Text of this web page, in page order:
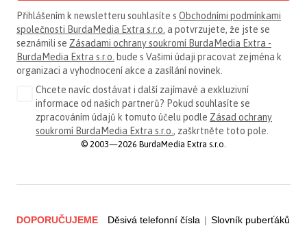
Přihlášením k newsletteru souhlasíte s Obchodními podmínkami
společnosti BurdaMedia Extra s.r.o. a potvrzujete, že jste se
seznámili se Zásadami ochrany soukromí BurdaMedia Extra -
BurdaMedia Extra s.r.o. bude s Vašimi údaji pracovat zejména k
organizaci a vyhodnocení akce a zasílání novinek.
Chcete navíc dostávat i další zajímavé a exkluzivní
informace od našich partnerů? Pokud souhlasíte se
zpracováním údajů k tomuto účelu podle Zásad ochrany
soukromí BurdaMedia Extra s.r.o. , zaškrtněte toto pole.
© 2003—2026 BurdaMedia Extra s.r.o.
DOPORUČUJEME Děsivá telefonní čísla | Slovník puberťáků